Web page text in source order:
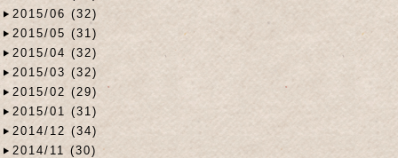
2015/06 (32)
2015/05 (31)
2015/04 (32)
2015/03 (32)
2015/02 (29)
2015/01 (31)
2014/12 (34)
2014/11 (30)